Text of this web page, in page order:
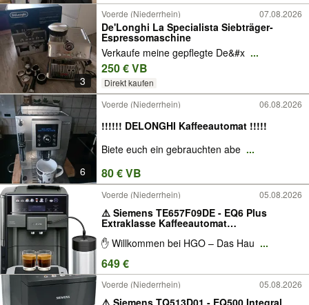
3
Voerde (Niederrhein) 07.08.2026
De'Longhi La Specialista Siebträger-
Espressomaschine
Verkaufe meine gepflegte De&#x ...
250 € VB
Direkt kaufen
6
Voerde (Niederrhein) 06.08.2026
!!!!!! DELONGHI Kaffeeautomat !!!!!
Biete euch ein gebrauchten abe ...
80 € VB
Voerde (Niederrhein) 05.08.2026
⚠️ Siemens TE657F09DE - EQ6 Plus
Extraklasse Kaffeeautomat
Edelstahl Kaffeemaschine
✋ Willkommen bei HGO – Das Hau ...
649 €
Voerde (Niederrhein) 05.08.2026
⚠️ Siemens TQ513D01 - EQ500 Integral